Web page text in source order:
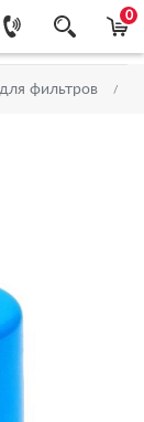
0
фильтров